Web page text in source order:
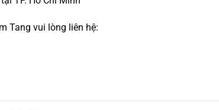
Tang vui lòng liên hệ: